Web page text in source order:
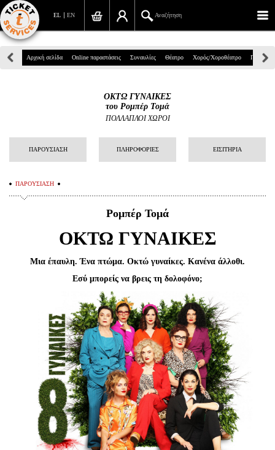
EN
EL Αναζήτηση
Πανεπιστημίου 39, Αθήνα
info@ticketservices.gr
Σύνδεση/Εγγραφή
Είσοδος διαχειριστή
Αρχική σελίδα Online παραστάσεις Συναυλίες Θέατρο Χορός/Χοροθέατρο Παιδικά
ΟΚΤΩ ΓΥΝΑΙΚΕΣ
του Ρομπέρ Τομά
ΠΟΛΛΑΠΛΟΙ ΧΩΡΟΙ
ΠΑΡΟΥΣΙΑΣΗ ΠΛΗΡΟΦΟΡΙΕΣ ΕΙΣΙΤΗΡΙΑ
ΠΑΡΟΥΣΙΑΣΗ
Ρομπέρ Τομά
ΟΚΤΩ ΓΥΝΑΙΚΕΣ
Μια έπαυλη. Ένα πτώμα. Οκτώ γυναίκες. Κανένα άλλοθι.
Εσύ μπορείς να βρεις τη δολοφόνο;